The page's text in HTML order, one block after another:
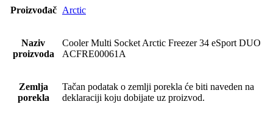
Proizvođač Arctic
Naziv
proizvoda
Cooler Multi Socket Arctic Freezer 34 eSport DUO
ACFRE00061A
Zemlja
porekla
Tačan podatak o zemlji porekla će biti naveden na
deklaraciji koju dobijate uz proizvod.